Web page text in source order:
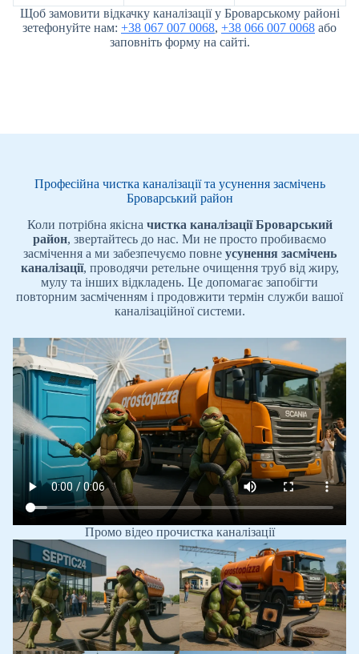
Щоб замовити відкачку каналізації у Броварському районі
зетефонуйте нам: +38 067 007 0068, +38 066 007 0068 або
заповніть форму на сайті.
Професійна чистка каналізації та усунення засмічень
Броварський район
Коли потрібна якісна чистка каналізації Броварський
район, звертайтесь до нас. Ми не просто пробиваємо
засмічення а ми забезпечуємо повне усунення засмічень
каналізації, проводячи ретельне очищення труб від жиру,
мулу та інших відкладень. Це допомагає запобігти
повторним засміченням і продовжити термін служби вашої
каналізаційної системи.
Промо відео прочистка каналізації